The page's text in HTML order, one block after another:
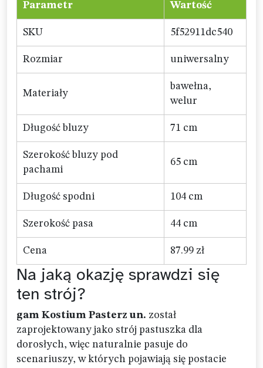
Parametr Wartość
SKU 5f52911dc540
Rozmiar uniwersalny
Materiały
bawełna,
welur
Długość bluzy 71 cm
Szerokość bluzy pod
pachami
65 cm
Długość spodni 104 cm
Szerokość pasa 44 cm
Cena 87.99 zł
Na jaką okazję sprawdzi się
ten strój?
gam Kostium Pasterz un. został
zaprojektowany jako strój pastuszka dla
dorosłych, więc naturalnie pasuje do
scenariuszy, w których pojawiają się postacie